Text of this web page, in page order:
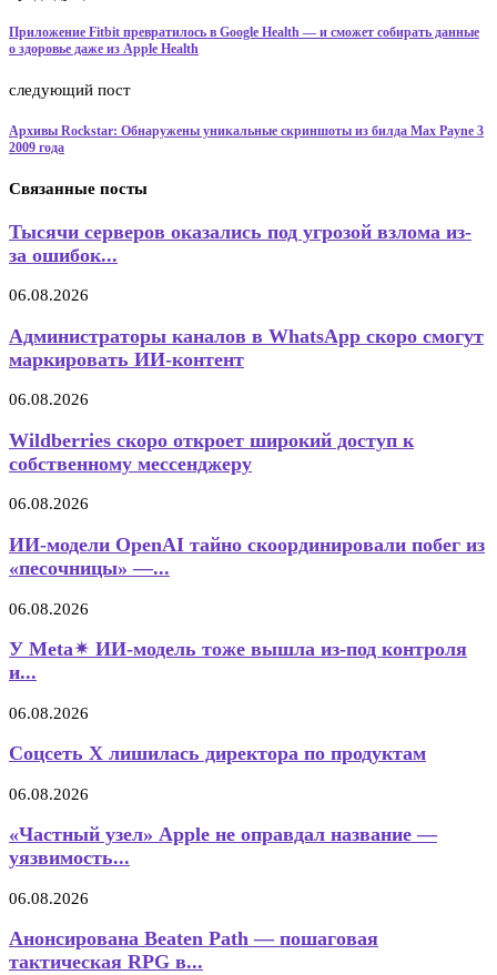
Приложение Fitbit превратилось в Google Health — и сможет собирать данные
о здоровье даже из Apple Health
следующий пост
Архивы Rockstar: Обнаружены уникальные скриншоты из билда Max Payne 3
2009 года
Связанные посты
Тысячи серверов оказались под угрозой взлома из-
за ошибок...
06.08.2026
Администраторы каналов в WhatsApp скоро смогут
маркировать ИИ-контент
06.08.2026
Wildberries скоро откроет широкий доступ к
собственному мессенджеру
06.08.2026
ИИ-модели OpenAI тайно скоординировали побег из
«песочницы» —...
06.08.2026
У Meta✴ ИИ-модель тоже вышла из-под контроля
и...
06.08.2026
Соцсеть X лишилась директора по продуктам
06.08.2026
«Частный узел» Apple не оправдал название —
уязвимость...
06.08.2026
Анонсирована Beaten Path — пошаговая
тактическая RPG в...